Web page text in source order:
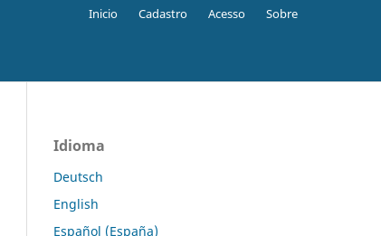
Inicio Cadastro Acesso Sobre
Idioma
Deutsch
English
Español (España)